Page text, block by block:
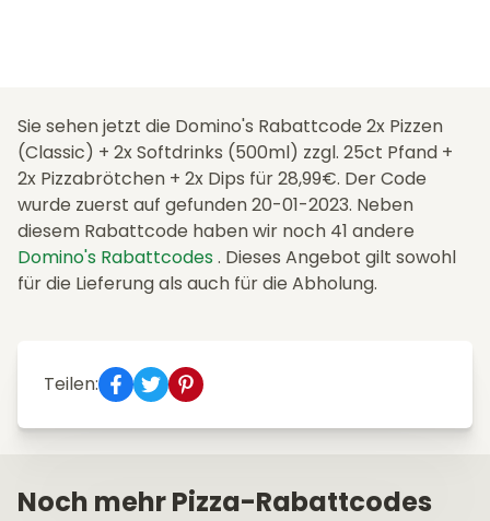
Sie sehen jetzt die Domino's Rabattcode 2x Pizzen
(Classic) + 2x Softdrinks (500ml) zzgl. 25ct Pfand +
2x Pizzabrötchen + 2x Dips für 28,99€. Der Code
wurde zuerst auf gefunden 20-01-2023. Neben
diesem Rabattcode haben wir noch 41 andere
Domino's Rabattcodes . Dieses Angebot gilt sowohl
für die Lieferung als auch für die Abholung.
Teilen:
Noch mehr Pizza-Rabattcodes